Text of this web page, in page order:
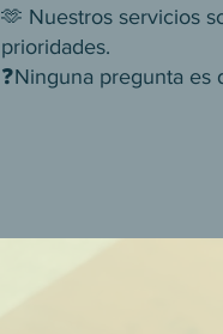
🫶 Nuestros servicios
prioridades.
❓Ninguna pregunta